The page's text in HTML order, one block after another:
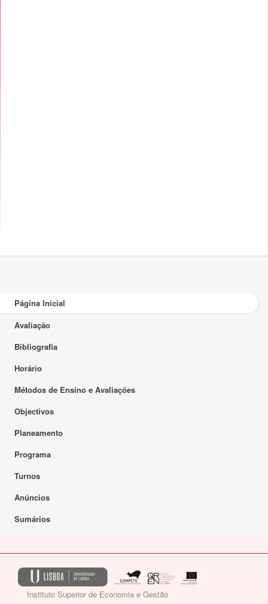
Página Inicial
Avaliação
Bibliografia
Horário
Métodos de Ensino e Avaliações
Objectivos
Planeamento
Programa
Turnos
Anúncios
Sumários
Instituto Superior de Economia e Gestão